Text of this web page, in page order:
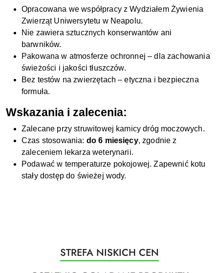
Opracowana we współpracy z Wydziałem Żywienia
Zwierząt Uniwersytetu w Neapolu.
Nie zawiera sztucznych konserwantów ani
barwników.
Pakowana w atmosferze ochronnej – dla zachowania
świeżości i jakości tłuszczów.
Bez testów na zwierzętach – etyczna i bezpieczna
formuła.
Wskazania i zalecenia:
Zalecane przy struwitowej kamicy dróg moczowych.
Czas stosowania: do 6 miesięcy, zgodnie z
zaleceniem lekarza weterynarii.
Podawać w temperaturze pokojowej. Zapewnić kotu
stały dostęp do świeżej wody.
Pomiń karuzelę produktów
Produkty
o
STREFA NISKICH CEN